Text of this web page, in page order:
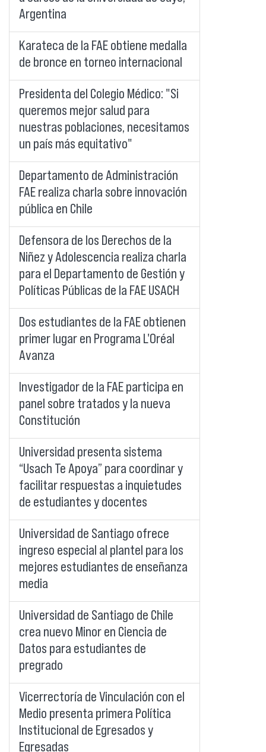
Argentina
Karateca de la FAE obtiene medalla
de bronce en torneo internacional
Presidenta del Colegio Médico: "Si
queremos mejor salud para
nuestras poblaciones, necesitamos
un país más equitativo"
Departamento de Administración
FAE realiza charla sobre innovación
pública en Chile
Defensora de los Derechos de la
Niñez y Adolescencia realiza charla
para el Departamento de Gestión y
Políticas Públicas de la FAE USACH
Dos estudiantes de la FAE obtienen
primer lugar en Programa L'Oréal
Avanza
Investigador de la FAE participa en
panel sobre tratados y la nueva
Constitución
Universidad presenta sistema
“Usach Te Apoya” para coordinar y
facilitar respuestas a inquietudes
de estudiantes y docentes
Universidad de Santiago ofrece
ingreso especial al plantel para los
mejores estudiantes de enseñanza
media
Universidad de Santiago de Chile
crea nuevo Minor en Ciencia de
Datos para estudiantes de
pregrado
Vicerrectoría de Vinculación con el
Medio presenta primera Política
Institucional de Egresados y
Egresadas